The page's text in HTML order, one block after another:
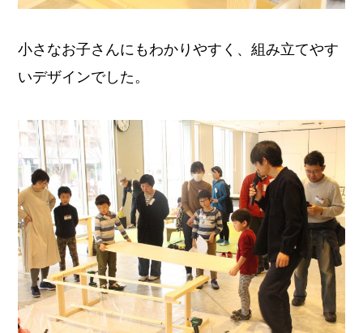
小さなお子さんにもわかりやすく、組み立てやす
いデザインでした。